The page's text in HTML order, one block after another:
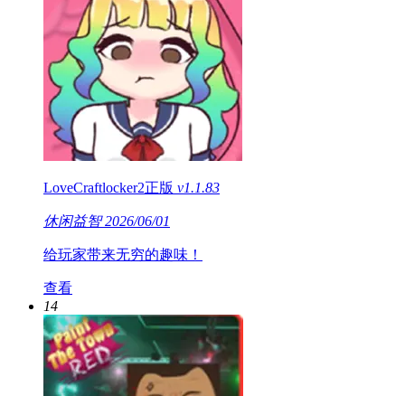
LoveCraftlocker2正版 v1.1.83
休闲益智2026/06/01
给玩家带来无穷的趣味！
查看
14